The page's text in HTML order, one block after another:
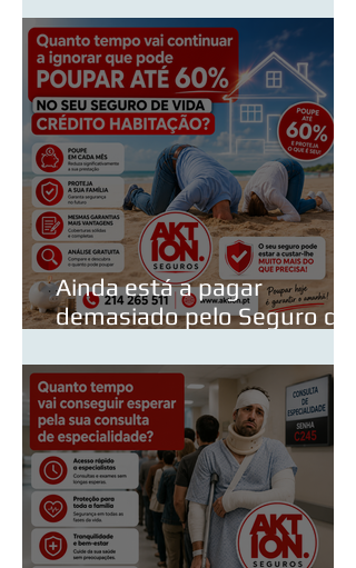
Ainda está a pagar
demasiado pelo Seguro de